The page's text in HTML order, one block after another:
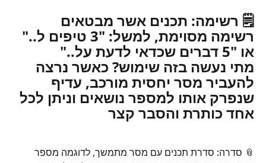
🗒️ רשימה: תכנים אשר מבטאים
רשימה מסוימת, למשל: "3 טיפים ל.."
או "5 דברים שכדאי לדעת על.."
מתי נעשה בזה שימוש? כאשר נרצה
להעביר מסר יחסית מורכב, עדיף
שנפרק אותו למספר נושאים וניתן לכל
אחד כותרת והסבר קצר
📎 סדרה: סדרת תכנים עם מסר מתמשך, לדוגמה מספר